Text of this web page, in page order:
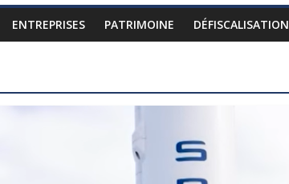
ENTREPRISES PATRIMOINE DÉFISCALISATION